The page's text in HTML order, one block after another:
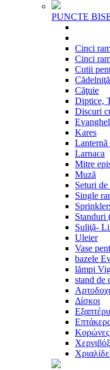
PUNCTE
Cinci
Cinci
Cutii
Căţuie
Diptice,
Discuri
Kares
Lanternă
Larnaca
Mitre
Muză
Seturi
Single
Standuri
Suliţă-
Uleier
Vase
bazele
lămpi
stand de
Δίσκοι